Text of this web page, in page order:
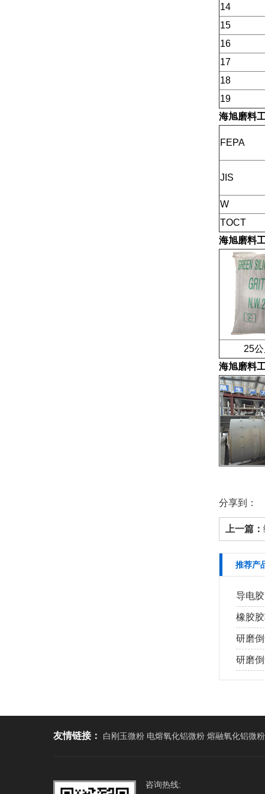
14
15
16
17
18
19
海旭磨料
FEPA
JIS
W
TOCT
海旭磨料
25公
海旭磨料
分享到：
上一篇：
推荐产
导电
橡胶
研磨
研磨
友情链接： 白刚玉微粉 电熔氧化铝微粉 熔融氧化铝微粉
咨询热线: